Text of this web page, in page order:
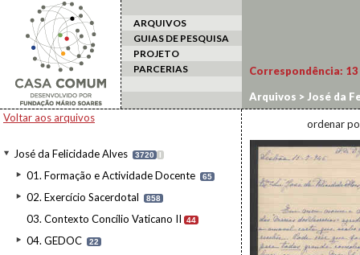
ARQUIVOS
GUIAS DE PESQUISA
PROJETO
PARCERIAS
Voltar aos arquivos
José da Felicidade Alves 3720 I
01. Formação e Actividade Docente 65
02. Exercício Sacerdotal 858
03. Contexto Concílio Vaticano II 44
04. GEDOC 22
Correspondência: 13
Arquivos > José da
ordenar